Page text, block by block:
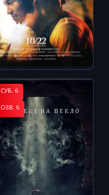
СУБ. 6
ОЗВ. 6